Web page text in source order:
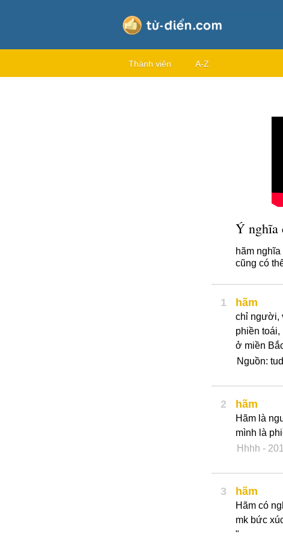
Thành viên A-Z
Ý nghĩa
hãm
cũng có
1 hãm
chỉ người,
phiền
ở miền
Nguồn:
2 hãm
Hãm là
mình là
Hhhh -
3 hãm
Hãm có
mk bức
"